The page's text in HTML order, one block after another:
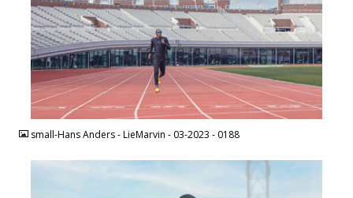
JPEG
small-Hans Anders - LieMarvin - 03-2023 - 0188